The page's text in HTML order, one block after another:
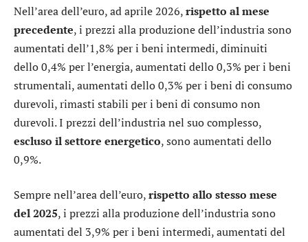
Nell’area dell’euro, ad aprile 2026,rispetto al mese
precedente, i prezzi alla produzione dell’industria sono
aumentati dell’1,8% per i beni intermedi, diminuiti
dello 0,4% per l’energia, aumentati dello 0,3% per i beni
strumentali, aumentati dello 0,3% per i beni di consumo
durevoli, rimasti stabili per i beni di consumo non
durevoli. I prezzi dell’industria nel suo complesso,
escluso il settore energetico, sono aumentati dello
0,9%.
Sempre nell’area dell’euro,rispetto allo stesso mese
del 2025, i prezzi alla produzione dell’industria sono
aumentati del 3,9% per i beni intermedi, aumentati del